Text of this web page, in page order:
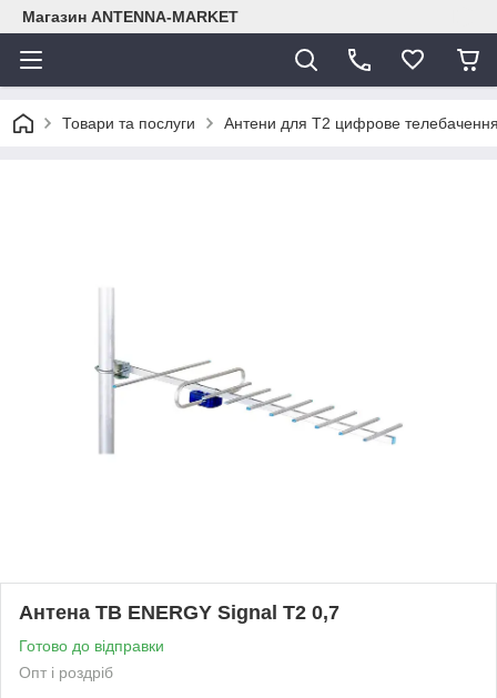
Магазин ANTENNA-MARKET
Товари та послуги Антени для Т2 цифрове
Антена ТВ ENERGY Signal T2 0,7
Готово до відправки
Опт і роздріб